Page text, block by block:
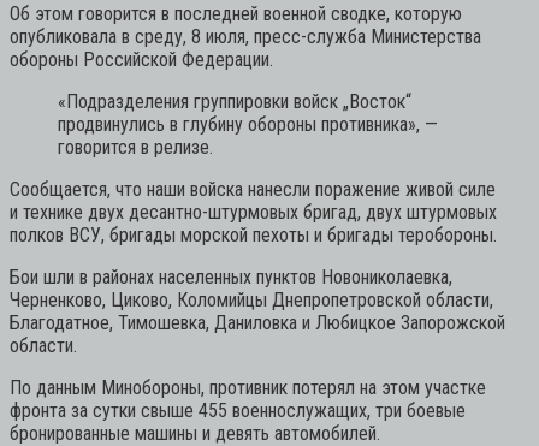
Об этом говорится в последней военной сводке, которую
опубликовала в среду, 8 июля, пресс-служба Министерства
обороны Российской Федерации.
«Подразделения группировки войск „Восток“
продвинулись в глубину обороны противника», —
говорится в релизе.
Сообщается, что наши войска нанесли поражение живой силе
и технике двух десантно-штурмовых бригад, двух штурмовых
полков ВСУ, бригады морской пехоты и бригады теробороны.
Бои шли в районах населенных пунктов Новониколаевка,
Черненково, Циково, Коломийцы Днепропетровской области,
Благодатное, Тимошевка, Даниловка и Любицкое Запорожской
области.
По данным Минобороны, противник потерял на этом участке
фронта за сутки свыше 455 военнослужащих, три боевые
бронированные машины и девять автомобилей.